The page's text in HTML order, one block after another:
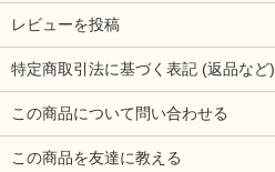
レビューを投稿
特定商取引法に基づく表記 (返品など)
この商品について問い合わせる
この商品を友達に教える